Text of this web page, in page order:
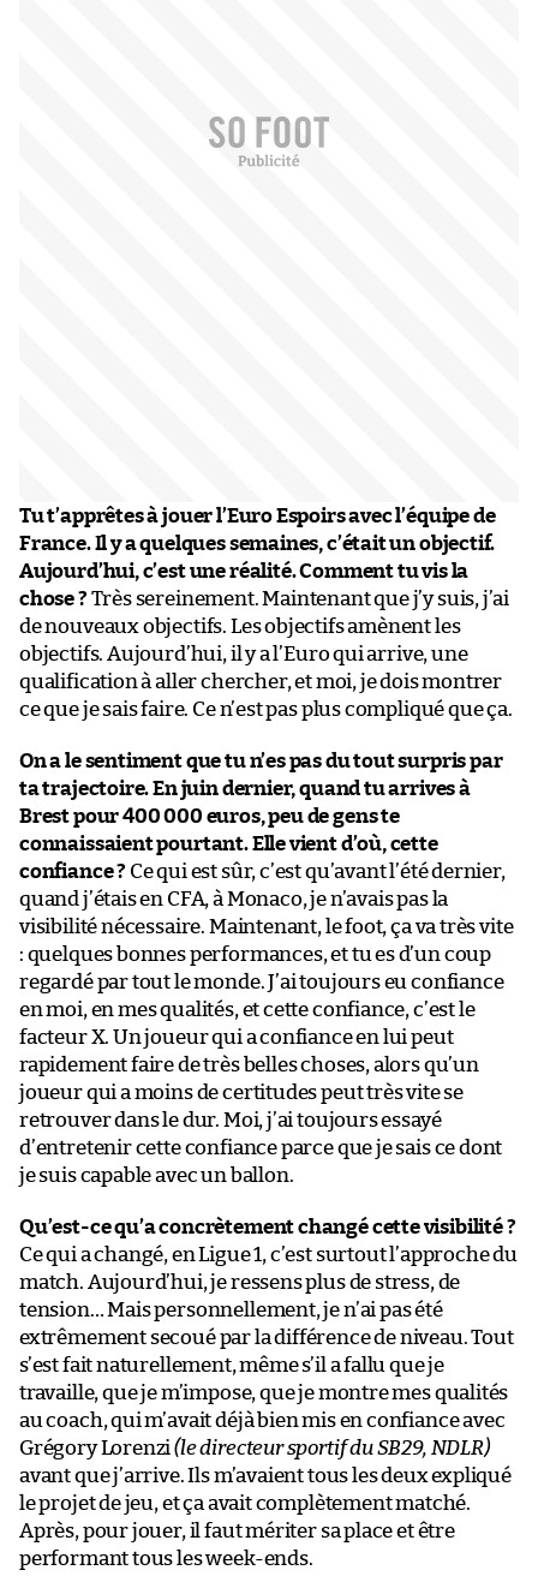
Tu t’apprêtes à jouer l’Euro Espoirs avec l’équipe de
France. Il y a quelques semaines, c’était un objectif.
Aujourd’hui, c’est une réalité. Comment tu vis la
chose ? Très sereinement. Maintenant que j’y suis, j’ai
de nouveaux objectifs. Les objectifs amènent les
objectifs. Aujourd’hui, il y a l’Euro qui arrive, une
qualification à aller chercher, et moi, je dois montrer
ce que je sais faire. Ce n’est pas plus compliqué que ça.
On a le sentiment que tu n’es pas du tout surpris par
ta trajectoire. En juin dernier, quand tu arrives à
Brest pour 400 000 euros, peu de gens te
connaissaient pourtant. Elle vient d’où, cette
confiance ? Ce qui est sûr, c’est qu’avant l’été dernier,
quand j’étais en CFA, à Monaco, je n’avais pas la
visibilité nécessaire. Maintenant, le foot, ça va très vite
: quelques bonnes performances, et tu es d’un coup
regardé par tout le monde. J’ai toujours eu confiance
en moi, en mes qualités, et cette confiance, c’est le
facteur X. Un joueur qui a confiance en lui peut
rapidement faire de très belles choses, alors qu’un
joueur qui a moins de certitudes peut très vite se
retrouver dans le dur. Moi, j’ai toujours essayé
d’entretenir cette confiance parce que je sais ce dont
je suis capable avec un ballon.
Qu’est-ce qu’a concrètement changé cette visibilité ?
Ce qui a changé, en Ligue 1, c’est surtout l’approche du
match. Aujourd’hui, je ressens plus de stress, de
tension… Mais personnellement, je n’ai pas été
extrêmement secoué par la différence de niveau. Tout
s’est fait naturellement, même s’il a fallu que je
travaille, que je m’impose, que je montre mes qualités
au coach, qui m’avait déjà bien mis en confiance avec
Grégory Lorenzi(le directeur sportif du SB29, NDLR)
avant que j’arrive. Ils m’avaient tous les deux expliqué
le projet de jeu, et ça avait complètement matché.
Après, pour jouer, il faut mériter sa place et être
performant tous les week-ends.